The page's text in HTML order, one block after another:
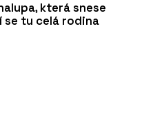
která snese
se tu celá rodina